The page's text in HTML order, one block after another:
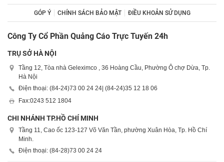
GÓP Ý CHÍNH SÁCH BẢO MẬT ĐIỀU KHOẢN SỬ DỤNG
Công Ty Cổ Phần Quảng Cáo Trực Tuyến 24h
TRỤ SỞ HÀ NỘI
Tầng 12, Tòa nhà Geleximco , 36 Hoàng Cầu, Phường Ô chợ Dừa, Tp.
Hà Nội
Điện thoại: (84-24)73 00 24 24 | (84-24)35 12 18 06
Fax:0243 512 1804
CHI NHÁNH TP.HỒ CHÍ MINH
Tầng 11, Cao ốc 123-127 Võ Văn Tần, phường Xuân Hòa, Tp. Hồ Chí
Minh.
Điện thoại: (84-28)73 00 24 24